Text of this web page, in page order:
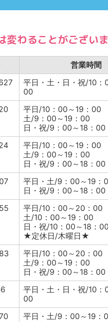
変わることがございま
営業時間
平日・土・日・祝/10：
00
平日/10：00～19：00
土/9：00～19：00
日・祝/9：00～18：00
平日/10：00～19：00
土/9：00～19：00
日・祝/9：00～18：00
平日・土/9：00～19：
日・祝/9：00～18：00
平日/10：00～20：00
土/10：00～19：00
日・祝/10：00～18：00
★定休日/木曜日★
平日/10：00～20：00
土/9：00～19：00
日・祝/9：00～18：00
平日・土・日・祝/10：
00
平日・土/9：00～19：